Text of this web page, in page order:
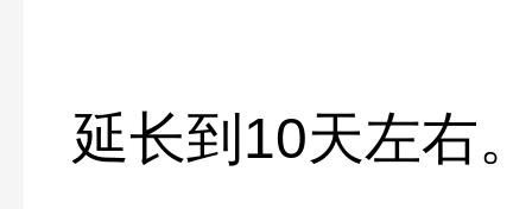
延长到10天左右